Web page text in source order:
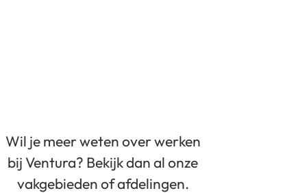
Wil je meer weten over werken
bij Ventura? Bekijk dan al onze
vakgebieden of afdelingen.